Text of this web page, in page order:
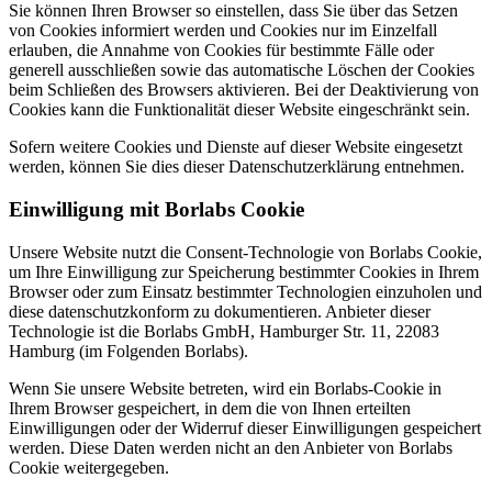
Sie können Ihren Browser so einstellen, dass Sie über das Setzen
von Cookies informiert werden und Cookies nur im Einzelfall
erlauben, die Annahme von Cookies für bestimmte Fälle oder
generell ausschließen sowie das automatische Löschen der Cookies
beim Schließen des Browsers aktivieren. Bei der Deaktivierung von
Cookies kann die Funktionalität dieser Website eingeschränkt sein.
Sofern weitere Cookies und Dienste auf dieser Website eingesetzt
werden, können Sie dies dieser Datenschutzerklärung entnehmen.
Einwilligung mit Borlabs Cookie
Unsere Website nutzt die Consent-Technologie von Borlabs Cookie,
um Ihre Einwilligung zur Speicherung bestimmter Cookies in Ihrem
Browser oder zum Einsatz bestimmter Technologien einzuholen und
diese datenschutzkonform zu dokumentieren. Anbieter dieser
Technologie ist die Borlabs GmbH, Hamburger Str. 11, 22083
Hamburg (im Folgenden Borlabs).
Wenn Sie unsere Website betreten, wird ein Borlabs-Cookie in
Ihrem Browser gespeichert, in dem die von Ihnen erteilten
Einwilligungen oder der Widerruf dieser Einwilligungen gespeichert
werden. Diese Daten werden nicht an den Anbieter von Borlabs
Cookie weitergegeben.